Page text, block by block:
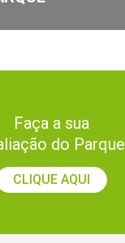
Faça a sua
do Parque
CLIQUE AQUI